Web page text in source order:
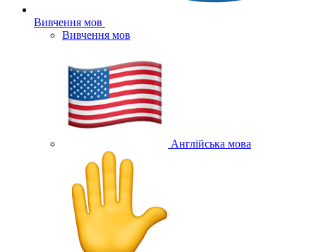
Вивчення мов
Вивчення мов
Англійська мова